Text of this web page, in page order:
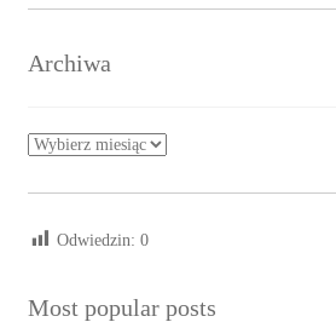
Archiwa
Archiwa
Odwiedzin: 0
Most popular posts